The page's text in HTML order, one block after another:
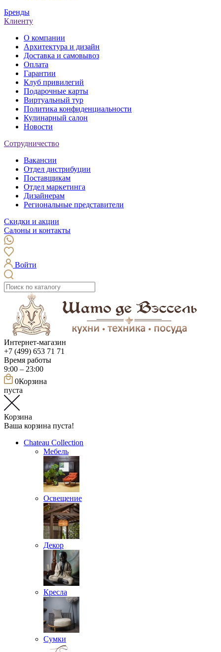
Бренды
Клиенту
О компании
Архитектура и дизайн
Доставка и самовывоз
Оплата
Гарантии
Клуб привилегий
Подарочные карты
Виртуальный тур
Политика конфиденциальности
Кулинарный салон
Новости
Сотрудничество
Вакансии
Отдел дистрибуции
Поставщикам
Отдел маркетинга
Дизайнерам
Региональные представители
Скидки и акции
Салоны и контакты
Войти
Интернет-магазин
+7 (499) 653 71 71
Время работы
9:00 – 23:00
0Корзина
пуста
Корзина
Ваша корзина пуста!
Chateau Collection
Мебель
Освещение
Декор
Кресла
Сумки